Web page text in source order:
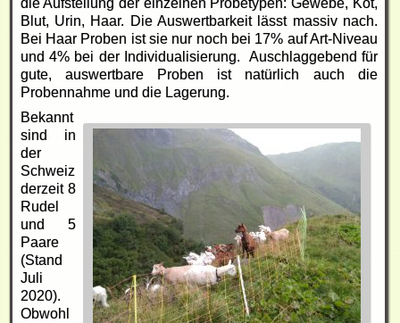
die Aufstellung der einzelnen Probetypen: Gewebe, Kot,
Blut, Urin, Haar. Die Auswertbarkeit lässt massiv nach.
Bei Haar Proben ist sie nur noch bei 17% auf Art-Niveau
und 4% bei der Individualisierung. Auschlaggebend für
gute, auswertbare Proben ist natürlich auch die
Probennahme und die Lagerung.
Bekannt
sind in
der
Schweiz
derzeit 8
Rudel
und 5
Paare
(Stand
Juli
2020).
Obwohl